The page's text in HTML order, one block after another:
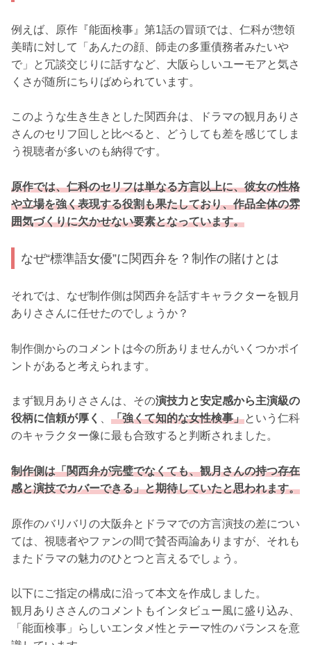
例えば、原作『能面検事』第1話の冒頭では、仁科が惣領
美晴に対して「あんたの顔、師走の多重債務者みたいや
で」と冗談交じりに話すなど、大阪らしいユーモアと気さ
くさが随所にちりばめられています。
このような生き生きとした関西弁は、ドラマの観月ありさ
さんのセリフ回しと比べると、どうしても差を感じてしま
う視聴者が多いのも納得です。
原作では、仁科のセリフは単なる方言以上に、彼女の性格
や立場を強く表現する役割も果たしており、作品全体の雰
囲気づくりに欠かせない要素となっています。
なぜ“標準語女優”に関西弁を？制作の賭けとは
それでは、なぜ制作側は関西弁を話すキャラクターを観月
ありささんに任せたのでしょうか？
制作側からのコメントは今の所ありませんがいくつかポイ
ントがあると考えられます。
まず観月ありささんは、その演技力と安定感から主演級の
役柄に信頼が厚く
「強くて知的な女性検事」という仁科
のキャラクター像に最も合致すると判断されました。
制作側は「関西弁が完璧でなくても、観月さんの持つ存在
感と演技でカバーできる」と期待していたと思われます。
原作のバリバリの大阪弁とドラマでの方言演技の差につい
ては、視聴者やファンの間で賛否両論ありますが、それも
またドラマの魅力のひとつと言えるでしょう。
以下にご指定の構成に沿って本文を作成しました。
観月ありささんのコメントもインタビュー風に盛り込み、
「能面検事」らしいエンタメ性とテーマ性のバランスを意